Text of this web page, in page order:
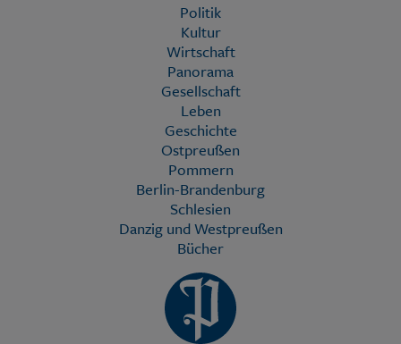
Politik
Kultur
Wirtschaft
Panorama
Gesellschaft
Leben
Geschichte
Ostpreußen
Pommern
Berlin-Brandenburg
Schlesien
Danzig und Westpreußen
Bücher